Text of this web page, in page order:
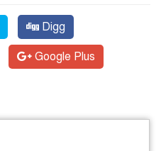
Digg
Google Plus